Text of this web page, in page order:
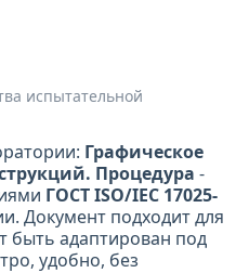
испытательной
Графическое
Процедура -
ГОСТ ISO/IEC 17025-
Документ подходит для
быть адаптирован под
удобно, без